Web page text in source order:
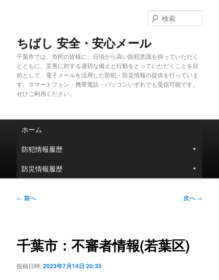
ちばし 安全・安心メール
千葉市では、市民の皆様に、日頃から高い防犯意識を持っていただく
とともに、災害に対する適切な備えと行動をとっていただくことを目
的として、電子メールを活用した防犯・防災情報の提供を行っていま
す。スマートフォン・携帯電話・パソコンいずれでも受信可能です。
ぜひご利用ください。
索
ュ
ホーム
防犯情報履歴
防災情報履歴
投
ゲ
ー
ョ
← 前へ 次へ→
千葉市：不審者情報(若葉区)
投稿日時:2023年7月14日 20:35